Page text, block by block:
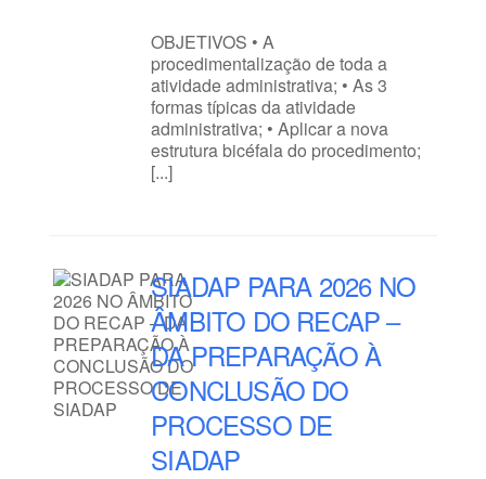
OBJETIVOS • A
procedimentalização de toda a
atividade administrativa; • As 3
formas típicas da atividade
administrativa; • Aplicar a nova
estrutura bicéfala do procedimento;
[...]
SIADAP PARA 2026 NO
ÂMBITO DO RECAP –
DA PREPARAÇÃO À
CONCLUSÃO DO
PROCESSO DE
SIADAP